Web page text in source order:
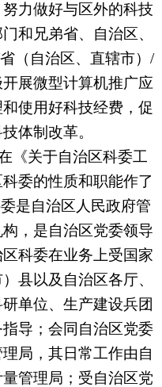
力做好与区外的科技
和兄弟省、自治区、
（自治区、直辖市）/
展微型计算机推广应
使用好科技经费，促
体制改革。
《关于自治区科委工
委的性质和职能作了
是自治区人民政府管
，是自治区党委领导
科委在业务上受国家
县以及自治区各厅、
单位、生产建设兵团
导；会同自治区党委
局，其日常工作由自
管理局；受自治区党